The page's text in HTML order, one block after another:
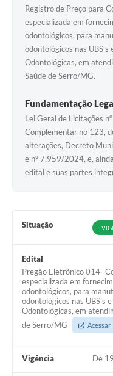
Chamamento Público
Convênios
Arquivos para Download
FAQ
Jornal
Covid -19 em Serro
Galeria de Fotos
Telefones Úteis
Diário Oficial
Contratos, Convênios e
Notícias
Registro de Preço para
especializada em
odontológicos, para
odontológicos nas
Odontológicas, em
Saúde de Serro/MG.
Fundamentação
Lei Geral de Licitações
Complementar no 123,
alterações, Decreto
e nº 7.959/2024, e,
edital e suas partes
Situação
Edital
Pregão Eletrônico 014-
especializada em
odontológicos, para
odontológicos nas UBS’s
Odontológicas, em
de Serro/MG
Acessar
Vigência De